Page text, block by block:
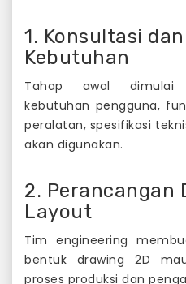
1. Konsultasi
Kebutuhan
Tahap awal dimulai
kebutuhan pengguna,
peralatan, spesifikasi
akan digunakan.
2. Perancangan
Layout
Tim engineering
bentuk drawing 2D
proses produksi dan